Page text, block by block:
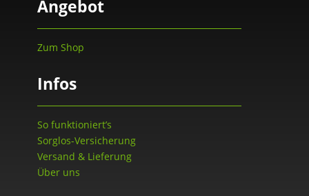
Angebot
Zum Shop
Infos
So funktioniert’s
Sorglos-Versicherung
Versand & Lieferung
Über uns